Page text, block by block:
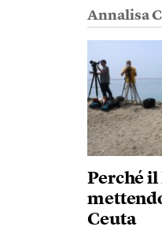
Annalisa
Perché
Ceuta